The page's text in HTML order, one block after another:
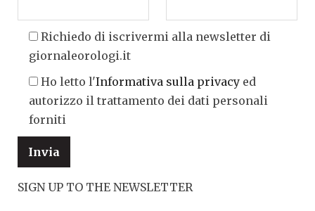
Richiedo di iscrivermi alla newsletter di
giornaleorologi.it
Ho letto l'Informativa sulla privacy ed
autorizzo il trattamento dei dati personali
forniti
SIGN UP TO THE NEWSLETTER